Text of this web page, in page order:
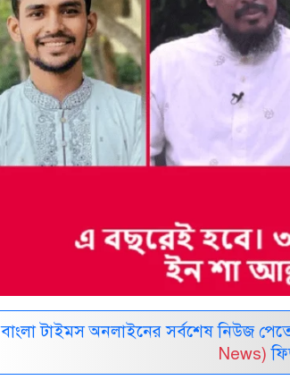
বাংলা টাইমস অনলাইনের সর্বশেষ নিউজ
News)